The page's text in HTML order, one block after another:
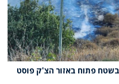
פתוח באזור הצ'ק פוסט